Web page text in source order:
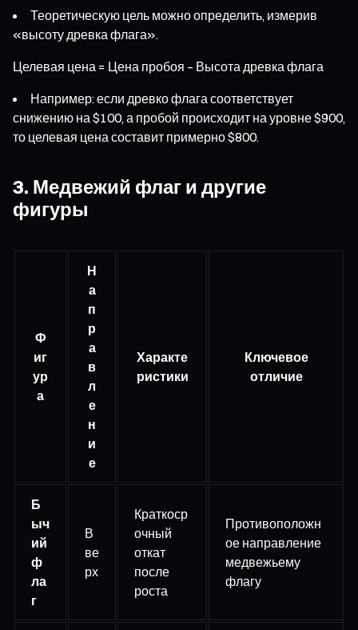
Теоретическую цель можно определить, измерив
«высоту древка флага».
Целевая цена = Цена пробоя – Высота древка флага
Например: если древко флага соответствует
снижению на $100, а пробой происходит на уровне $900,
то целевая цена составит примерно $800.
3. Медвежий флаг и другие
фигуры
Ф
иг
ур
а
Н
а
п
р
а
в
л
е
н
и
е
Характе
ристики
Ключевое
отличие
Б
ыч
ий
ф
ла
г
В
ве
рх
Краткоср
очный
откат
после
роста
Противоположн
ое направление
медвежьему
флагу